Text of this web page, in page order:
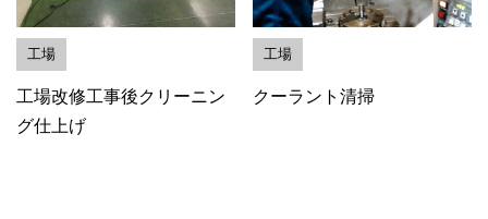
工場
工場改修工事後クリーニン
グ仕上げ
工場
クーラント清掃